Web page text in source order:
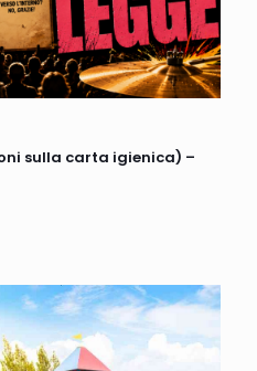
sulla carta igienica) –